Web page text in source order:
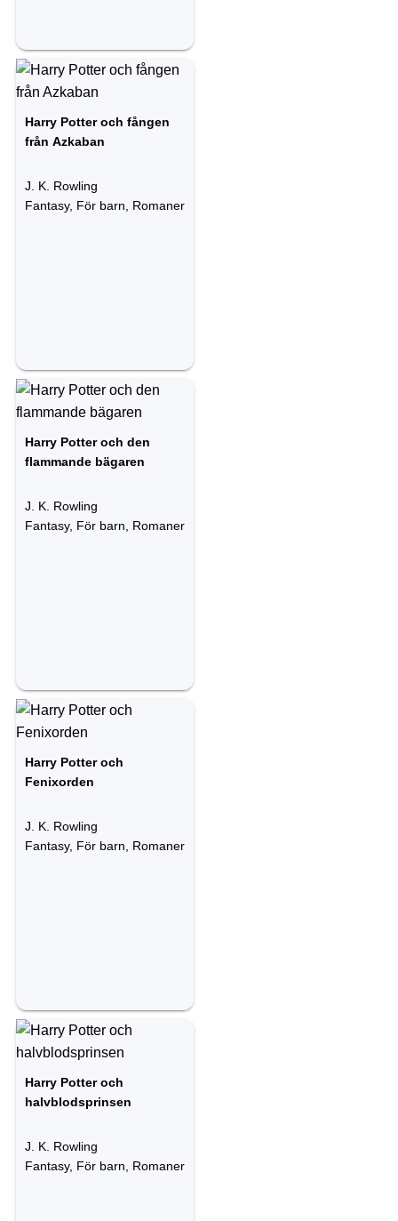
Harry Potter och fången
från Azkaban
J. K. Rowling
Fantasy, För barn, Romaner
Harry Potter och den
flammande bägaren
J. K. Rowling
Fantasy, För barn, Romaner
Harry Potter och
Fenixorden
J. K. Rowling
Fantasy, För barn, Romaner
Harry Potter och
halvblodsprinsen
J. K. Rowling
Fantasy, För barn, Romaner